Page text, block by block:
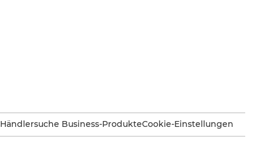
Händlersuche Business-ProdukteCookie-Einstellungen